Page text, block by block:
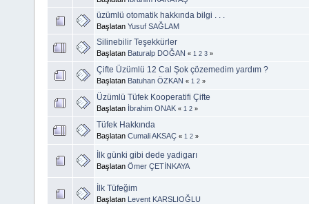
üzümlü otomatik hakkında bilgi . . .
Başlatan Yusuf SAĞLAM
Silinebilir Teşekkürler
Başlatan Baturalp DOĞAN « 1 2 3 »
Çifte Üzümlü 12 Cal Şok çözemedim yardım ?
Başlatan Batuhan ÖZKAN « 1 2 »
Üzümlü Tüfek Kooperatifi Çifte
Başlatan İbrahim ONAK « 1 2 »
Tüfek Hakkında
Başlatan Cumali AKSAÇ « 1 2 »
İlk günki gibi dede yadigarı
Başlatan Ömer ÇETİNKAYA
İlk Tüfeğim
Başlatan Levent KARSLIOĞLU